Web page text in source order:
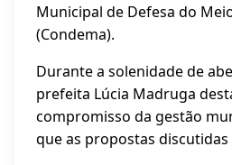
Municipal de Defesa do
(Condema).
Durante a solenidade de
prefeita Lúcia Madruga
compromisso da gestão
que as propostas discutidas